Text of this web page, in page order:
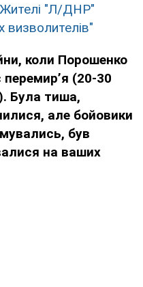
Жителі "Л/ДНР"
визволителів"
коли Порошенко
(20-30
Була тиша,
але бойовики
був
на ваших